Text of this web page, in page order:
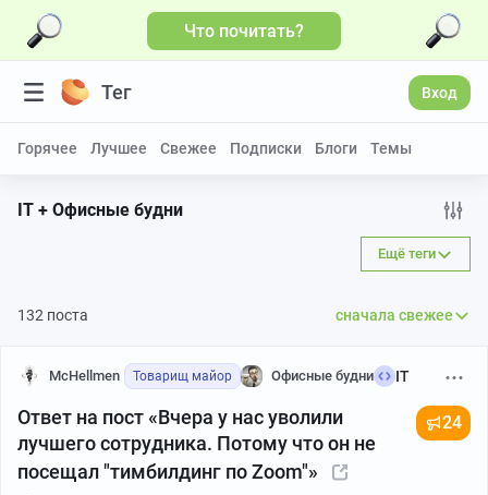
Что почитать?
Тег Вход
Горячее Лучшее Свежее Подписки Блоги Темы
IT + Офисные будни
Ещё теги
132 поста сначала свежее
McHellmen Товарищ майор Офисные будни IT
Ответ на пост «Вчера у нас уволили
лучшего сотрудника. Потому что он не
посещал "тимбилдинг по Zoom"»
24